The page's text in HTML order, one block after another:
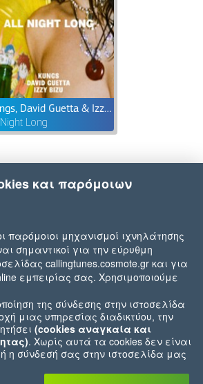
Kungs, David Guetta & Izzy Bizu
Long
και παρόμοιων
παρόμοιοι μηχανισμοί ιχνηλάτησης
σημαντικοί για την εύρυθμη
callingtunes.cosmote.gr και για
εμπειρίας σας. Χρησιμοποιούμε
της σύνδεσης στην ιστοσελίδα
μιας υπηρεσίας διαδικτύου, την
(cookies αναγκαία και
. Χωρίς αυτά τα cookies δεν είναι
η σύνδεσή σας στην ιστοσελίδα μας
ζητήσατε (π.χ.cookies που αφορούν